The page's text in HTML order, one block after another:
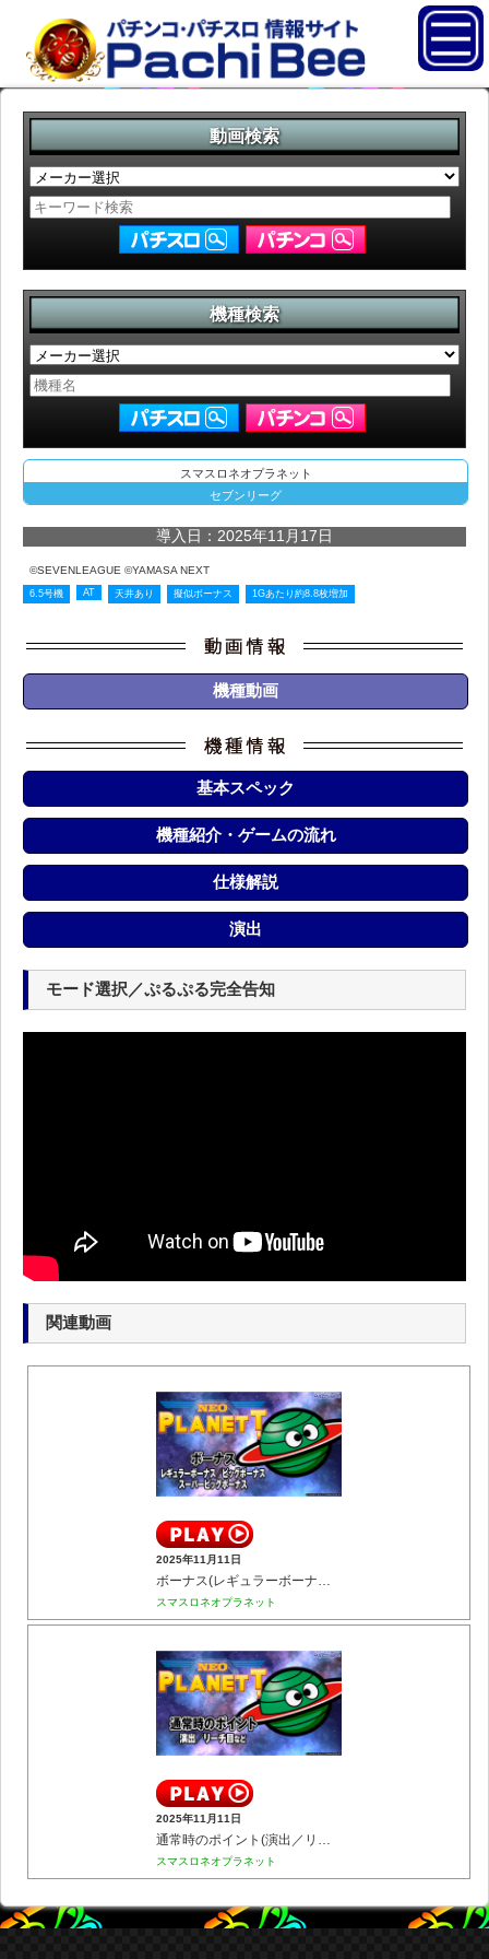
動画検索
機種検索
スマスロネオプラネット
セブンリーグ
導入日：2025年11月17日
©SEVENLEAGUE ©YAMASA NEXT
6.5号機 AT 天井あり 擬似ボーナス 1Gあたり約8.8枚増加
機種動画
基本スペック
機種紹介・ゲームの流れ
仕様解説
演出
モード選択／ぷるぷる完全告知
関連動画
2025年11月11日
ボーナス(レギュラーボーナス／ビッグボーナス／スーパービッグボーナス)
スマスロネオプラネット
2025年11月11日
通常時のポイント(演出／リーチ目など)
スマスロネオプラネット